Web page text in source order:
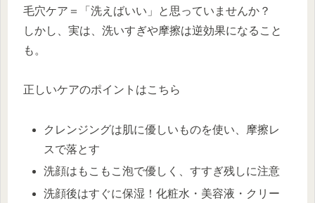
毛穴ケア＝「洗えばいい」と思っていませんか？
しかし、実は、洗いすぎや摩擦は逆効果になること
も。
正しいケアのポイントはこちら
クレンジングは肌に優しいものを使い、摩擦レ
スで落とす
洗顔はもこもこ泡で優しく、すすぎ残しに注意
洗顔後はすぐに保湿！化粧水・美容液・クリー